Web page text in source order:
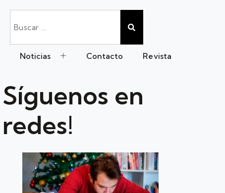
Noticias Contacto Revista
Síguenos en
redes!